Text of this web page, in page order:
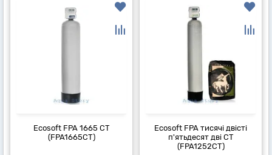
Ecosoft FPA 1665 CT
(FPA1665CT)
Ecosoft FPA тисячі двісті
п'ятьдесят дві CT
(FPA1252CT)